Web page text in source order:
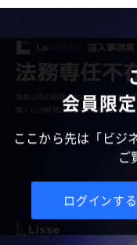
会員限
ここから先は「ビジ
ご
ログインする